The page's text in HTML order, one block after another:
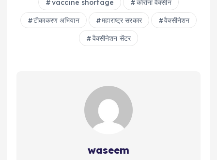
vaccine shortage कोरोना वैक्‍सीन
टीकाकरण अभियान महाराष्ट्र सरकार वैक्सीनेशन
वैक्सीनेशन सेंटर
waseem